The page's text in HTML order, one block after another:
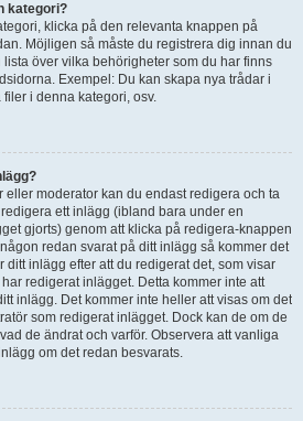
kategori?
klicka på den relevanta knappen på
Möjligen så måste du registrera dig innan du
över vilka behörigheter som du har finns
Exempel: Du kan skapa nya trådar i
i denna kategori, osv.
eller moderator kan du endast redigera och ta
ett inlägg (ibland bara under en
gjorts) genom att klicka på redigera-knappen
redan svarat på ditt inlägg så kommer det
ditt inlägg efter att du redigerat det, som visar
redigerat inlägget. Detta kommer inte att
inlägg. Det kommer inte heller att visas om det
som redigerat inlägget. Dock kan de om de
de ändrat och varför. Observera att vanliga
om det redan besvarats.